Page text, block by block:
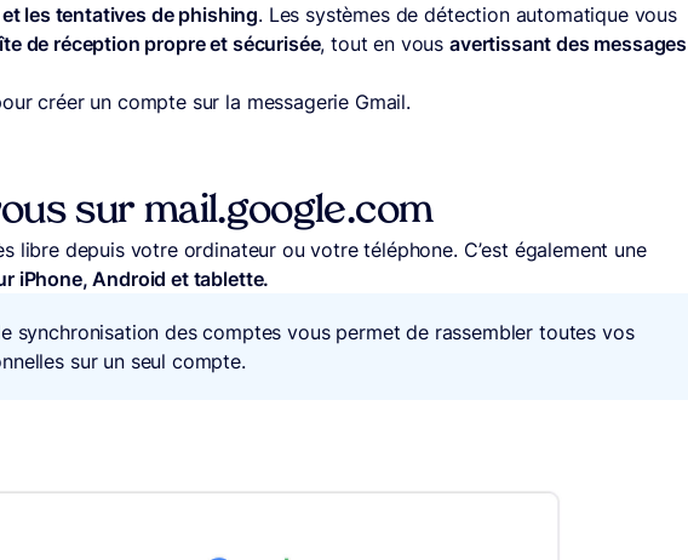
les tentatives de phishing. Les systèmes de détection automatique vous
de réception propre et sécurisée, tout en vousavertissant des messages
créer un compte sur la messagerie Gmail.
sur mail.google.com
libre depuis votre ordinateur ou votre téléphone. C’est également une
iPhone, Android et tablette.
synchronisation des comptes vous permet de rassembler toutes vos
sur un seul compte.